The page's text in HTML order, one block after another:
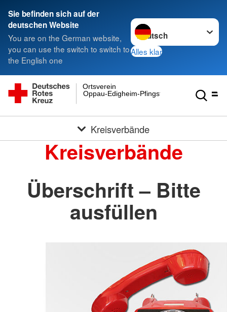
Sie befinden sich auf der
deutschen Website
You are on the German website,
you can use the switch to switch to
the English one
Sprache wechseln zu
Alles klar
Oppau-Edigheim-Pfingstweide e.V.
Ortsverein
Kreisverbände
Kreisverbände
Überschrift – Bitte
ausfüllen